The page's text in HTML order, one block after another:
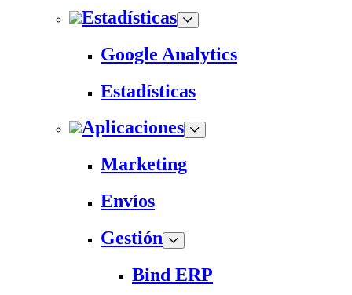
Estadísticas
Google Analytics
Estadísticas
Aplicaciones
Marketing
Envíos
Gestión
Bind ERP